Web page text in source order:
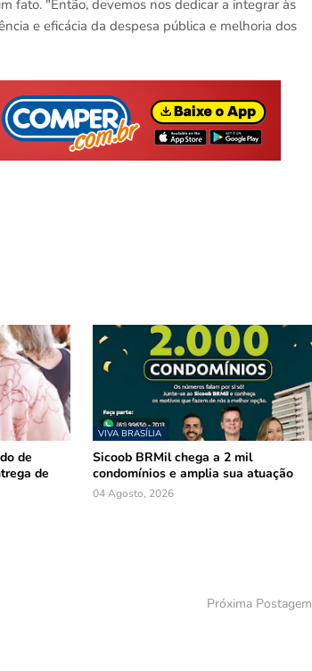
fato. "Então, devemos nos dedicar a integrar às
e eficácia da despesa pública e melhoria dos
de
de
VIVA BRASÍLIA
Sicoob BRMil chega a 2 mil
condomínios e amplia sua atuação
04 Agosto, 2026
Próxima Postagem